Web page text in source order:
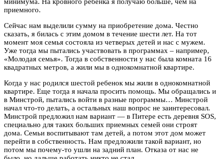
приемного.
Сейчас нам выделили сумму на приобретение дома. Честно
сказать, я билась с этим домом в течение шести лет. На тот
момент моя семья состояла из четверых детей и нас с мужем.
Уже тогда мы пытались участвовать в программах – например,
«Молодая семья». Тогда в собственности у нас была комната 16
квадратных метров, а жили мы в однокомнатной квартире.
Когда у нас родился шестой ребенок мы жили в однокомнатной
квартире. Еще тогда я начала просить помощь. Мы обращались и
в Минстрой, пытались войти в разные программы… Минстрой
начал что-то делать, а остальных наш вопрос не заинтересовал.
Минстрой предложил нам вариант — в Питере есть деревня SOS,
специально для таких больших приемных семей они строят
дома. Семьи воспитывают там детей, а потом этот дом может
перейти в собственность. Нам предложили такой вариант, но
потом мы почему-то ушли на задний план. Отказа от нас не